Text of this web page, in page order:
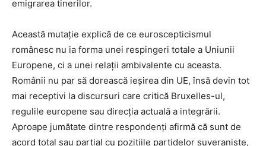
emigrarea tinerilor.
Această mutație explică de ce euroscepticismul
românesc nu ia forma unei respingeri totale a Uniunii
Europene, ci a unei relații ambivalente cu aceasta.
Românii nu par să dorească ieșirea din UE, însă devin tot
mai receptivi la discursuri care critică Bruxelles-ul,
regulile europene sau direcția actuală a integrării.
Aproape jumătate dintre respondenți afirmă că sunt de
acord total sau parțial cu pozițiile partidelor suveraniste,